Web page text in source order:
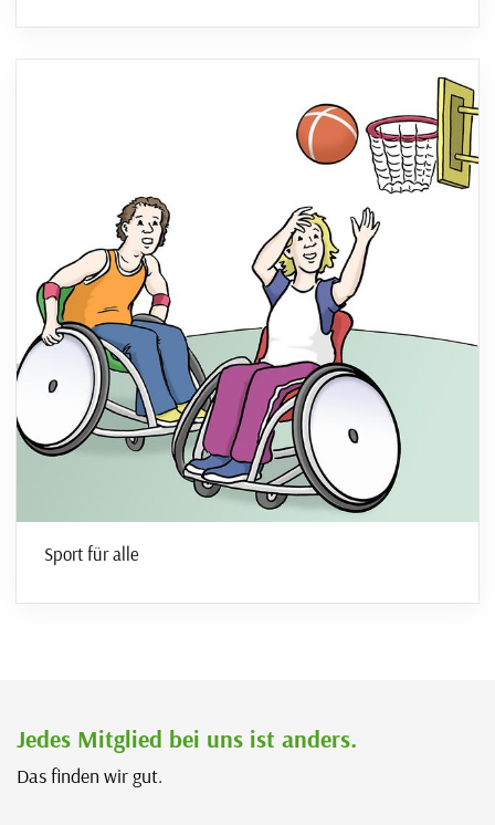
Sport für alle
Jedes Mitglied bei uns ist anders.
Das finden wir gut.